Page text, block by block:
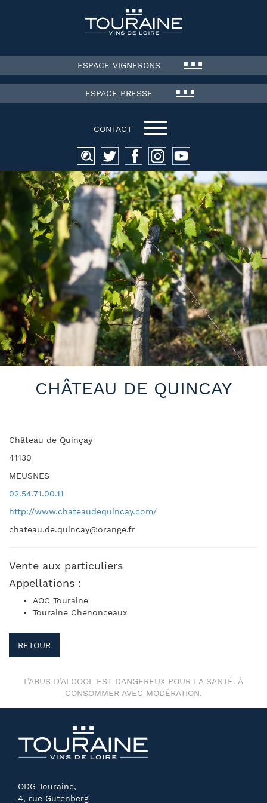
ESPACE VIGNERONS
ESPACE PRESSE
CONTACT
Recherche
pour :
CHÂTEAU DE QUINCAY
Château de Quinçay
41130
MEUSNES
02.54.71.00.11
http://www.chateaudequincay.com/
chateau.de.quincay@orange.fr
Vente aux particuliers
Appellations :
AOC Touraine
Touraine Chenonceaux
RETOUR
L’ABUS D’ALCOOL EST DANGEREUX POUR LA SANTÉ. À
CONSOMMER AVEC MODÉRATION.
ODG Touraine,
4, rue Gutenberg